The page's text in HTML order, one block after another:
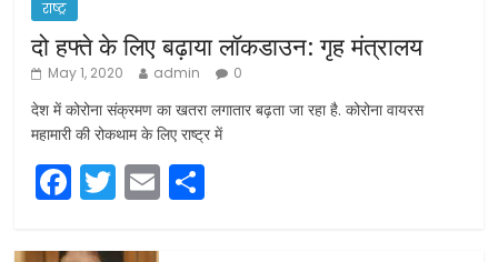
राष्ट्र
दो हफ्ते के लिए बढ़ाया लॉकडाउन: गृह मंत्रालय
May 1, 2020 admin 0
देश में कोरोना संक्रमण का खतरा लगातार बढ़ता जा रहा है. कोरोना वायरस
महामारी की रोकथाम के लिए राष्ट्र में
F
a
T
w
E
m